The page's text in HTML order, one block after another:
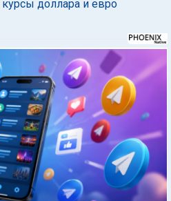
доллара и евро